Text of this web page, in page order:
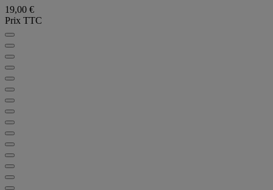
19,00 €
Prix TTC